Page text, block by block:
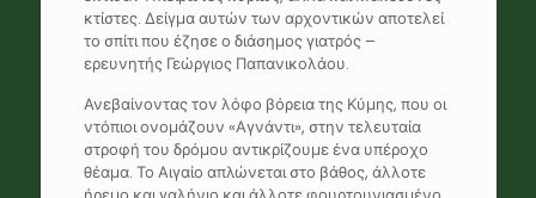
κτίστες. Δείγμα αυτών των αρχοντικών αποτελεί
το σπίτι που έζησε ο διάσημος γιατρός –
ερευνητής Γεώργιος Παπανικολάου.
Ανεβαίνοντας τον λόφο βόρεια της Κύμης, που οι
ντόπιοι ονομάζουν «Αγνάντι», στην τελευταία
στροφή του δρόμου αντικρίζουμε ένα υπέροχο
θέαμα. Το Αιγαίο απλώνεται στο βάθος, άλλοτε